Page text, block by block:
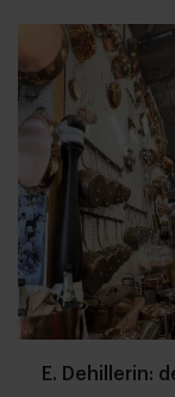
E. Dehillerin: